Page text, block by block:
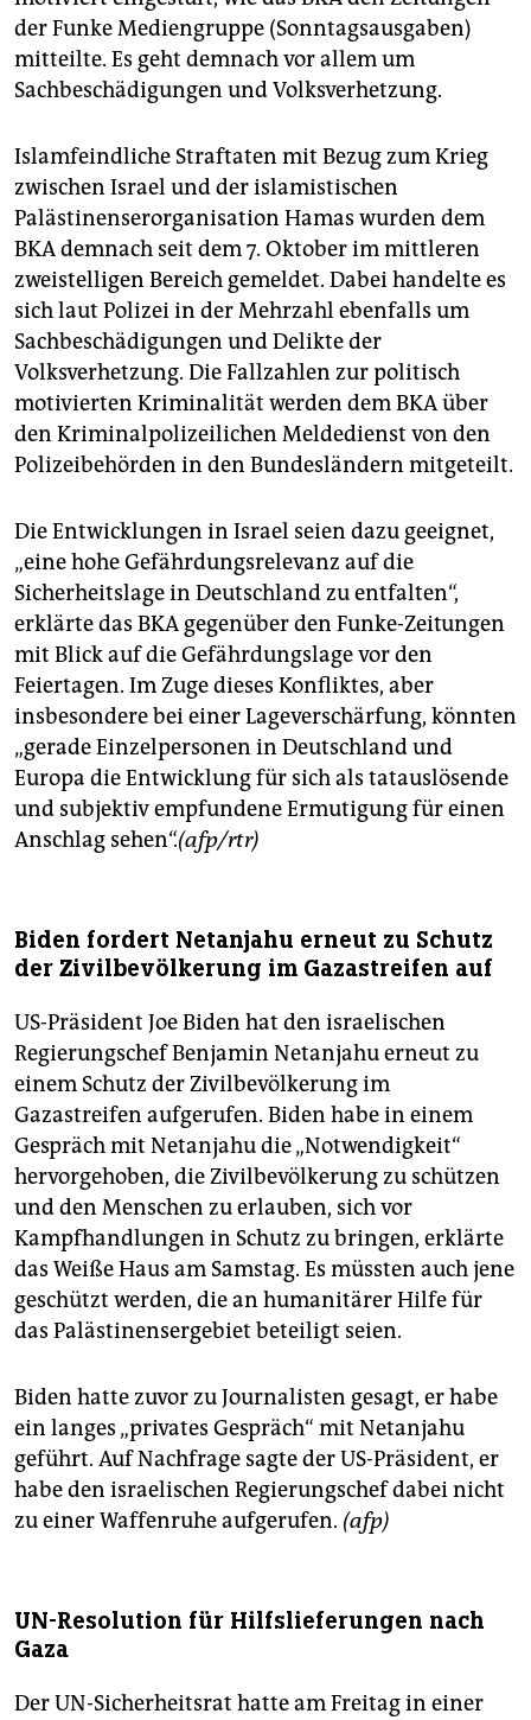
der Funke Mediengruppe (Sonntagsausgaben)
mitteilte. Es geht demnach vor allem um
Sachbeschädigungen und Volksverhetzung.
Islamfeindliche Straftaten mit Bezug zum Krieg
zwischen Israel und der islamistischen
Palästinenserorganisation Hamas wurden dem
BKA demnach seit dem 7. Oktober im mittleren
zweistelligen Bereich gemeldet. Dabei handelte es
sich laut Polizei in der Mehrzahl ebenfalls um
Sachbeschädigungen und Delikte der
Volksverhetzung. Die Fallzahlen zur politisch
motivierten Kriminalität werden dem BKA über
den Kriminalpolizeilichen Meldedienst von den
Polizeibehörden in den Bundesländern mitgeteilt.
Die Entwicklungen in Israel seien dazu geeignet,
„eine hohe Gefährdungsrelevanz auf die
Sicherheitslage in Deutschland zu entfalten“,
erklärte das BKA gegenüber den Funke-Zeitungen
mit Blick auf die Gefährdungslage vor den
Feiertagen. Im Zuge dieses Konfliktes, aber
insbesondere bei einer Lageverschärfung, könnten
„gerade Einzelpersonen in Deutschland und
Europa die Entwicklung für sich als tatauslösende
und subjektiv empfundene Ermutigung für einen
Anschlag sehen“.(afp/rtr)
Biden fordert Netanjahu erneut zu Schutz
der Zivilbevölkerung im Gazastreifen auf
US-Präsident Joe Biden hat den israelischen
Regierungschef Benjamin Netanjahu erneut zu
einem Schutz der Zivilbevölkerung im
Gazastreifen aufgerufen. Biden habe in einem
Gespräch mit Netanjahu die „Notwendigkeit“
hervorgehoben, die Zivilbevölkerung zu schützen
und den Menschen zu erlauben, sich vor
Kampfhandlungen in Schutz zu bringen, erklärte
das Weiße Haus am Samstag. Es müssten auch jene
geschützt werden, die an humanitärer Hilfe für
das Palästinensergebiet beteiligt seien.
Biden hatte zuvor zu Journalisten gesagt, er habe
ein langes „privates Gespräch“ mit Netanjahu
geführt. Auf Nachfrage sagte der US-Präsident, er
habe den israelischen Regierungschef dabei nicht
zu einer Waffenruhe aufgerufen. (afp)
UN-Resolution für Hilfslieferungen nach
Gaza
Der UN-Sicherheitsrat hatte am Freitag in einer